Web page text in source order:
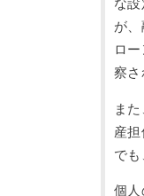
な
が
ロ
察さ
ま
産
でも
個人